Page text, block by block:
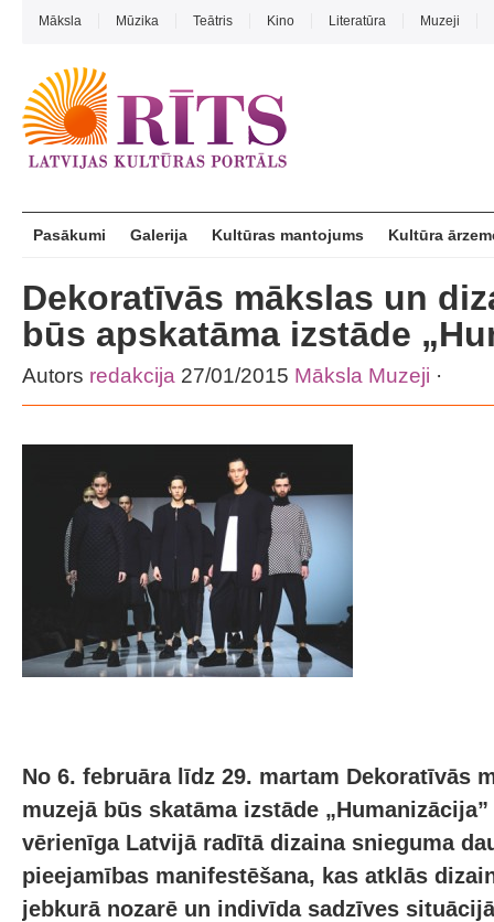
Māksla Mūzika Teātris Kino Literatūra Muzeji
Pasākumi Galerija Kultūras mantojums Kultūra
Dekoratīvās mākslas un
būs apskatāma izstāde
Autors redakcija 27/01/2015 Māksla Muzeji ·
No 6. februāra līdz 29. martam Dekoratīvās
muzejā būs skatāma izstāde
vērienīga Latvijā radītā dizaina snieguma
pieejamības manifestēšana, kas atklās
jebkurā nozarē un indivīda sadzīves